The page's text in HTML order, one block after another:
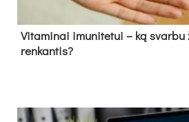
Vitaminai imunitetui – ką
renkantis?